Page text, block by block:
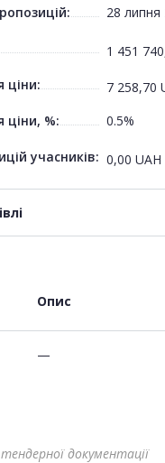
28 липня
1 451
ціни:
7 258,70
ціни, %:
0.5%
учасників: 0,00 UAH
Опис
—
документації